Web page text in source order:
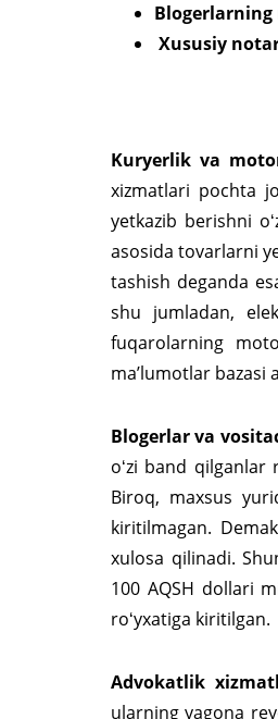
Xususiy
Kuryerlik va
xizmatlari pochta
yetkazib berishni
asosida tovarlarni
tashish deganda
shu jumladan,
fuqarolarning
maʼlumotlar bazasi
Blogerlar va
oʻzi band qilganlar
Biroq, maxsus
kiritilmagan.
xulosa qilinadi.
100 AQSH dollari
roʻyxatiga kiritilgan.
Advokatlik
ularning yagona